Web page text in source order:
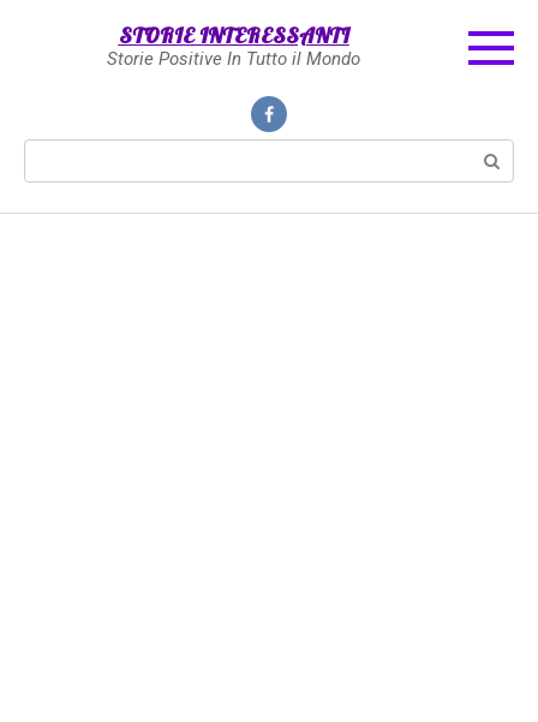
STORIE INTERESSANTI
Storie Positive In Tutto il Mondo